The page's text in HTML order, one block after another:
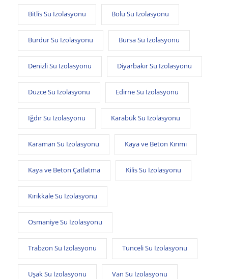
Bitlis Su İzolasyonu Bolu Su İzolasyonu
Burdur Su İzolasyonu Bursa Su İzolasyonu
Denizli Su İzolasyonu Diyarbakır Su İzolasyonu
Düzce Su İzolasyonu Edirne Su İzolasyonu
Iğdır Su İzolasyonu Karabük Su İzolasyonu
Karaman Su İzolasyonu Kaya ve Beton Kırımı
Kaya ve Beton Çatlatma Kilis Su İzolasyonu
Kırıkkale Su İzolasyonu
Osmaniye Su İzolasyonu
Trabzon Su İzolasyonu Tunceli Su İzolasyonu
Uşak Su İzolasyonu Van Su İzolasyonu